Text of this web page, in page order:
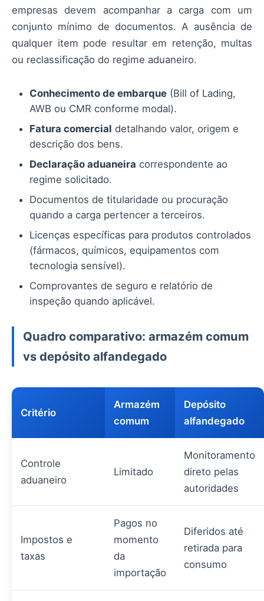
empresas devem acompanhar a carga com um
conjunto mínimo de documentos. A ausência de
qualquer item pode resultar em retenção, multas
ou reclassificação do regime aduaneiro.
Conhecimento de embarque (Bill of Lading,
AWB ou CMR conforme modal).
Fatura comercial detalhando valor, origem e
descrição dos bens.
Declaração aduaneira correspondente ao
regime solicitado.
Documentos de titularidade ou procuração
quando a carga pertencer a terceiros.
Licenças específicas para produtos controlados
(fármacos, químicos, equipamentos com
tecnologia sensível).
Comprovantes de seguro e relatório de
inspeção quando aplicável.
Quadro comparativo: armazém comum
vs depósito alfandegado
Critério
Armazém
comum
Depósito
alfandegado
Controle
aduaneiro
Limitado
Monitoramento
direto pelas
autoridades
Impostos e
taxas
Pagos no
momento
da
importação
Diferidos até
retirada para
consumo